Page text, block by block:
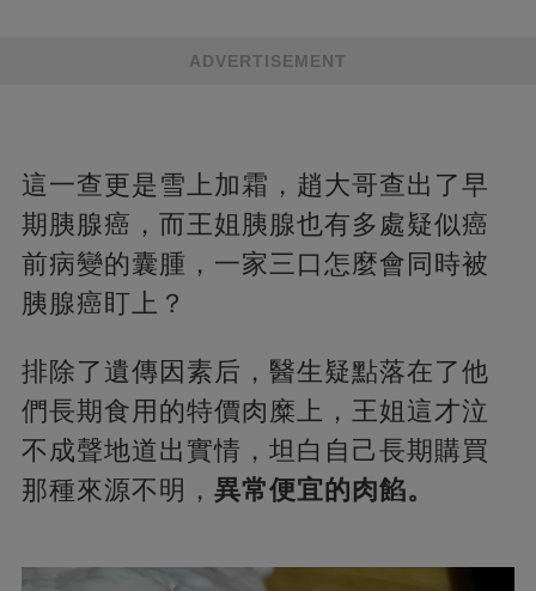
ADVERTISEMENT
這一查更是雪上加霜，趙大哥查出了早
期胰腺癌，而王姐胰腺也有多處疑似癌
前病變的囊腫，一家三口怎麼會同時被
胰腺癌盯上？
排除了遺傳因素后，醫生疑點落在了他
們長期食用的特價肉糜上，王姐這才泣
不成聲地道出實情，坦白自己長期購買
那種來源不明， 異常便宜的肉餡。